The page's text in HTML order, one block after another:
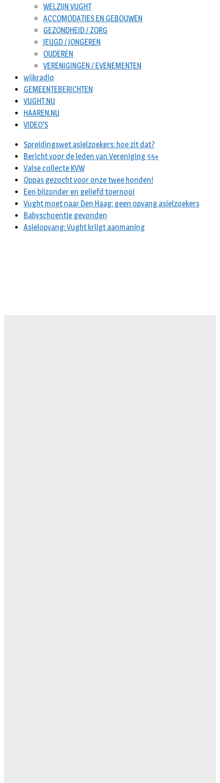
WELZIJN VUGHT
ACCOMODATIES EN GEBOUWEN
GEZONDHEID / ZORG
JEUGD / JONGEREN
OUDEREN
VERENIGINGEN / EVENEMENTEN
wijkradio
GEMEENTEBERICHTEN
VUGHT.NU
HAAREN.NU
VIDEO’S
Spreidingswet asielzoekers: hoe zit dat?
Bericht voor de leden van Vereniging 55+
Valse collecte KVW
Oppas gezocht voor onze twee honden!
Een bijzonder en geliefd toernooi
Vught moet naar Den Haag: geen opvang asielzoekers
Babyschoentje gevonden
Asielopvang: Vught krijgt aanmaning